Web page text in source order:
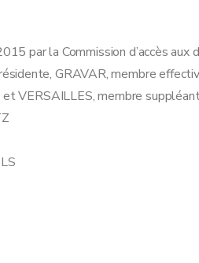
par la Commission d’accès
GRAVAR, membre
et VERSAILLES, membre
F. JOURETZ